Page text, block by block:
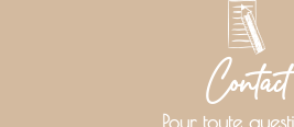
Contact